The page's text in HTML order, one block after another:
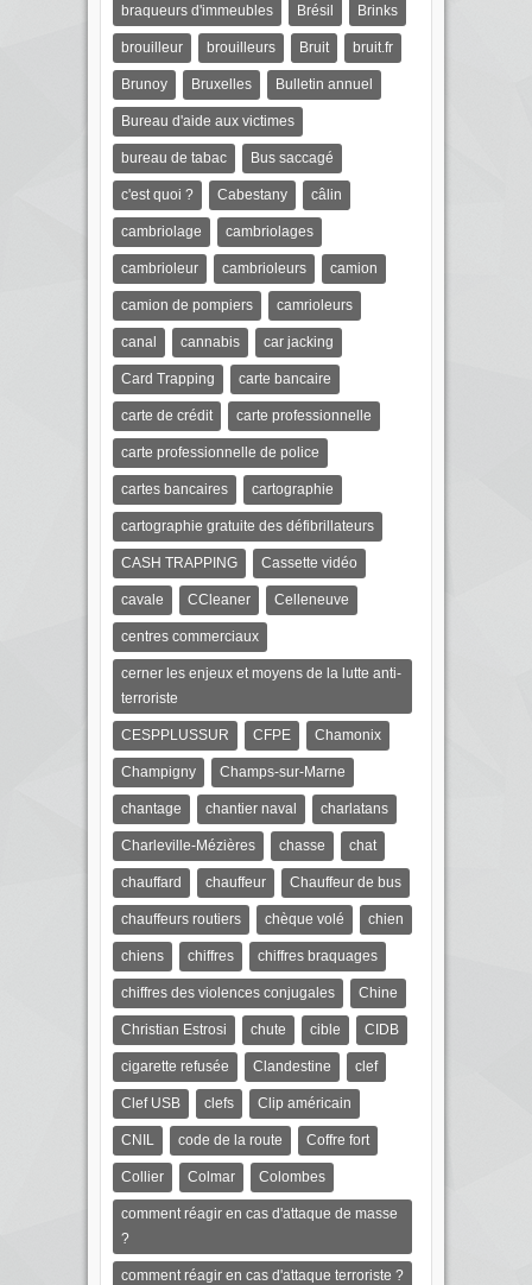
braqueurs d'immeubles Brésil Brinks
brouilleur brouilleurs Bruit bruit.fr
Brunoy Bruxelles Bulletin annuel
Bureau d'aide aux victimes
bureau de tabac Bus saccagé
c'est quoi ? Cabestany câlin
cambriolage cambriolages
cambrioleur cambrioleurs camion
camion de pompiers camrioleurs
canal cannabis car jacking
Card Trapping carte bancaire
carte de crédit carte professionnelle
carte professionnelle de police
cartes bancaires cartographie
cartographie gratuite des défibrillateurs
CASH TRAPPING Cassette vidéo
cavale CCleaner Celleneuve
centres commerciaux
cerner les enjeux et moyens de la lutte anti-
terroriste
CESPPLUSSUR CFPE Chamonix
Champigny Champs-sur-Marne
chantage chantier naval charlatans
Charleville-Mézières chasse chat
chauffard chauffeur Chauffeur de bus
chauffeurs routiers chèque volé chien
chiens chiffres chiffres braquages
chiffres des violences conjugales Chine
Christian Estrosi chute cible CIDB
cigarette refusée Clandestine clef
Clef USB clefs Clip américain
CNIL code de la route Coffre fort
Collier Colmar Colombes
comment réagir en cas d'attaque de masse
?
comment réagir en cas d'attaque terroriste ?